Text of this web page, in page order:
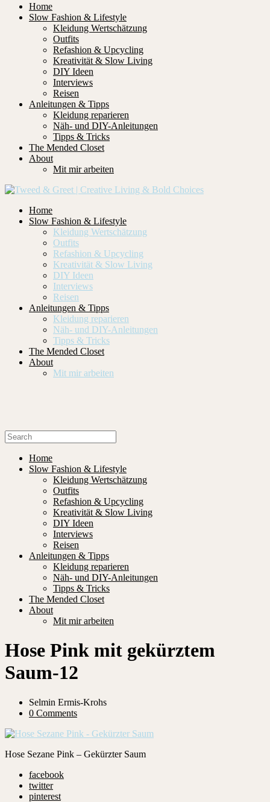
Home
Slow Fashion & Lifestyle
Kleidung Wertschätzung
Outfits
Refashion & Upcycling
Kreativität & Slow Living
DIY Ideen
Interviews
Reisen
Anleitungen & Tipps
Kleidung reparieren
Näh- und DIY-Anleitungen
Tipps & Tricks
The Mended Closet
About
Mit mir arbeiten
Home
Slow Fashion & Lifestyle
Kleidung Wertschätzung
Outfits
Refashion & Upcycling
Kreativität & Slow Living
DIY Ideen
Interviews
Reisen
Anleitungen & Tipps
Kleidung reparieren
Näh- und DIY-Anleitungen
Tipps & Tricks
The Mended Closet
About
Mit mir arbeiten
Home
Slow Fashion & Lifestyle
Kleidung Wertschätzung
Outfits
Refashion & Upcycling
Kreativität & Slow Living
DIY Ideen
Interviews
Reisen
Anleitungen & Tipps
Kleidung reparieren
Näh- und DIY-Anleitungen
Tipps & Tricks
The Mended Closet
About
Mit mir arbeiten
Hose Pink mit gekürztem
Saum-12
Selmin Ermis-Krohs
0 Comments
Hose Sezane Pink – Gekürzter Saum
facebook
twitter
pinterest